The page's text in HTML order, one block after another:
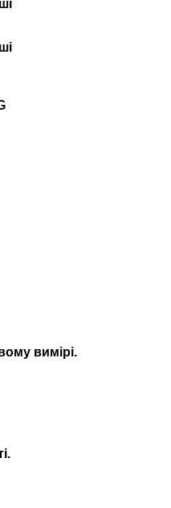
вимірі.